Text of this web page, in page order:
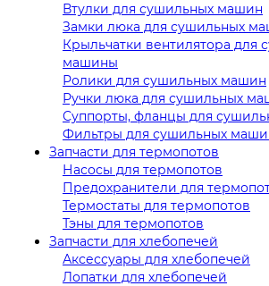
Втулки для сушильных машин
Замки люка для сушильных
Крыльчатки вентилятора для
машины
Ролики для сушильных машин
Ручки люка для сушильных
Суппорты, фланцы для
Фильтры для сушильных
Запчасти для термопотов
Насосы для термопотов
Предохранители для
Термостаты для термопотов
Тэны для термопотов
Запчасти для хлебопечей
Аксессуары для хлебопечей
Лопатки для хлебопечей